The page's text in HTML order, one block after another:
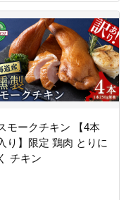
モークチキン 【4本
り】限定 鶏肉 とりに
く チキン